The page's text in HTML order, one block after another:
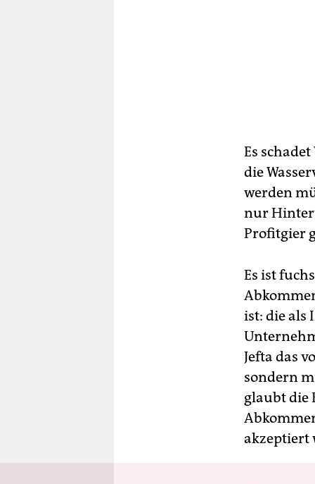
Es
die
werden
nur
Profitgier
Es ist
ist: die als
Jefta das
sondern
glaubt die
akzeptiert